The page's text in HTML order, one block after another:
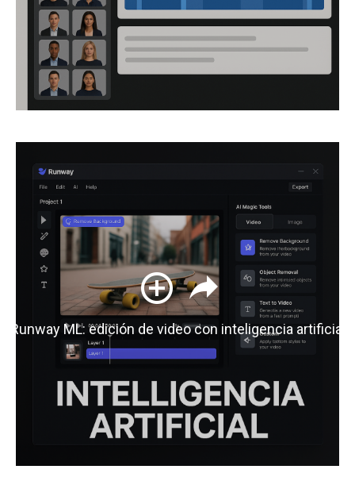
Runway ML: edición de video con inteligencia artificial